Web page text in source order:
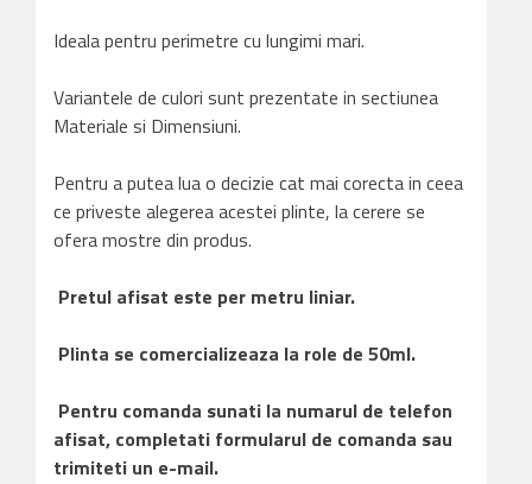
Ideala pentru perimetre cu lungimi mari.
Variantele de culori sunt prezentate in sectiunea
Materiale si Dimensiuni.
Pentru a putea lua o decizie cat mai corecta in ceea
ce priveste alegerea acestei plinte, la cerere se
ofera mostre din produs.
Pretul afisat este per metru liniar.
Plinta se comercializeaza la role de 50ml.
Pentru comanda sunati la numarul de telefon
afisat, completati formularul de comanda sau
trimiteti un e-mail.